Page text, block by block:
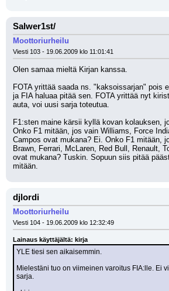
Salwer1st/
Moottoriurheilu
Viesti 103 - 19.06.2009 klo 11:01:41
Olen samaa mieltä Kirjan kanssa.
FOTA yrittää saada ns. "kaksoissarjan" pois
ja FIA haluaa pitää sen. FOTA yrittää nyt
auta, voi uusi sarja toteutua.
F1:sten maine kärsii kyllä kovan kolauksen,
Onko F1 mitään, jos vain Williams, Force
Campos ovat mukana? Ei. Onko F1 mitään,
Brawn, Ferrari, McLaren, Red Bull, Renault,
ovat mukana? Tuskin. Sopuun siis pitää
mitään.
djlordi
Moottoriurheilu
Viesti 104 - 19.06.2009 klo 12:32:49
Lainaus käyttäjältä: kirja
YLE tiesi sen aikaisemmin.
Mielestäni tuo on viimeinen varoitus FIA:lle. Ei
sarja.